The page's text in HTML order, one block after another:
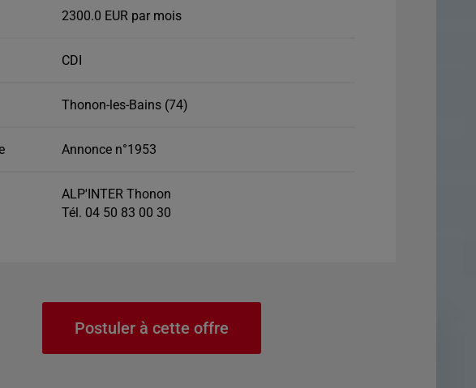
2300.0 EUR par mois
CDI
Thonon-les-Bains (74)
Annonce n°1953
ALP'INTER Thonon
Tél. 04 50 83 00 30
Postuler à cette offre